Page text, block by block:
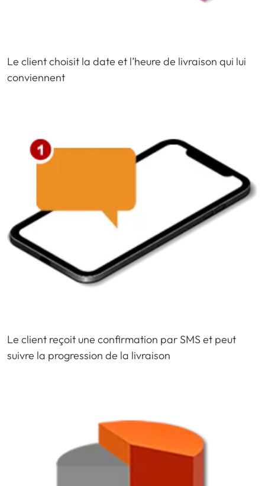
Le client choisit la date et l’heure de livraison qui lui
conviennent
Le client reçoit une confirmation par SMS et peut
suivre la progression de la livraison